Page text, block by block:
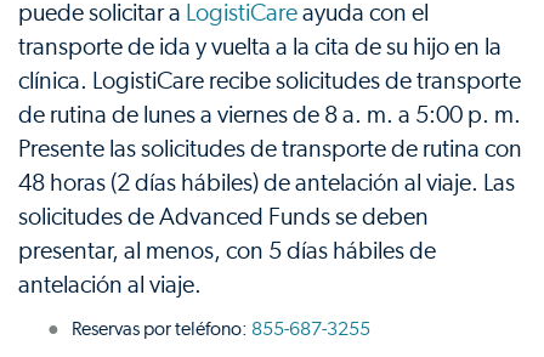
puede solicitar a LogistiCare ayuda con el
transporte de ida y vuelta a la cita de su hijo en la
clínica. LogistiCare recibe solicitudes de transporte
de rutina de lunes a viernes de 8 a. m. a 5:00 p. m.
Presente las solicitudes de transporte de rutina con
48 horas (2 días hábiles) de antelación al viaje. Las
solicitudes de Advanced Funds se deben
presentar, al menos, con 5 días hábiles de
antelación al viaje.
Reservas por teléfono: 855-687-3255